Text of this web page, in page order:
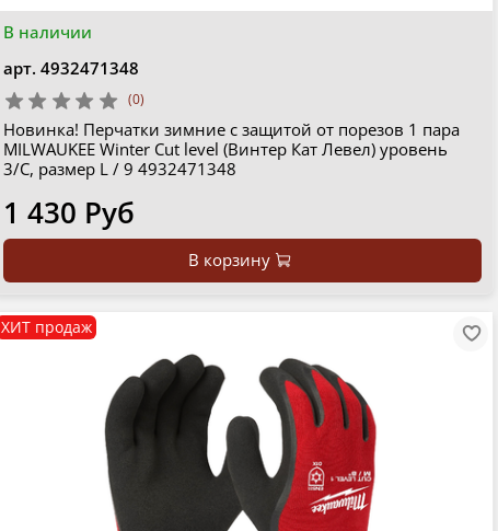
В наличии
арт. 4932471348
(0)
Новинка! Перчатки зимние с защитой от порезов 1 пара
MILWAUKEE Winter Cut level (Винтер Кат Левел) уровень
3/C, размер L / 9 4932471348
1 430 Руб
В корзину
ХИТ продаж